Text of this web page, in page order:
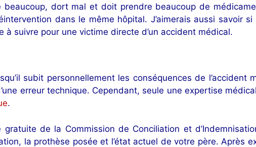
dort mal et doit prendre beaucoup de
dans le même hôpital. J’aimerais aussi savoir
à suivre pour une victime directe d’un accident médical.
subit personnellement les conséquences de l’accident
erreur technique. Cependant, seule une expertise
.
de la Commission de Conciliation et
la prothèse posée et l’état actuel de votre père. Après